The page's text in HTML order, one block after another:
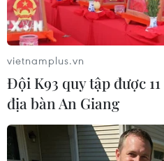
Chỉ số UpCoM-Index
(+0,32%) và lên mức
giao dịch đạt 1.370.048
tỷ đồng./.
vietnamplus.vn
Đội K93 quy tập được
địa bàn An Giang